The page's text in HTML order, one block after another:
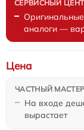
аналоги —
На входе
вырастает
Цена